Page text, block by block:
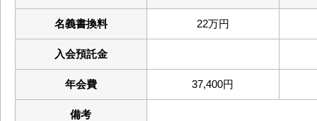
名義書換料 22万円
入会預託金
年会費 37,400円
備考